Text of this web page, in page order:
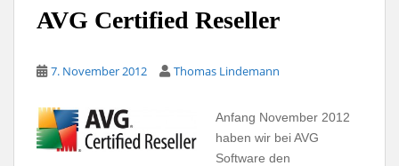
AVG Certified Reseller
7. November 2012 Thomas Lindemann
Anfang November 2012
haben wir bei AVG
Software den